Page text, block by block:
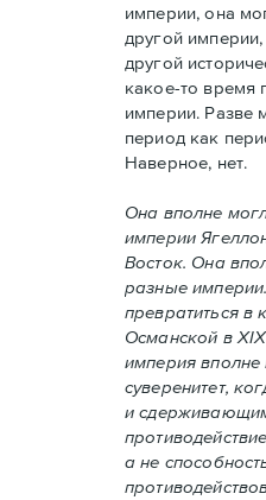
империи, она
другой
другой
какое-то время
империи. Разве
период как
Наверное, нет.
Она вполне
империи
Восток. Она
разные
превратиться в
Османской в
империя вполне
суверенитет,
и
а не